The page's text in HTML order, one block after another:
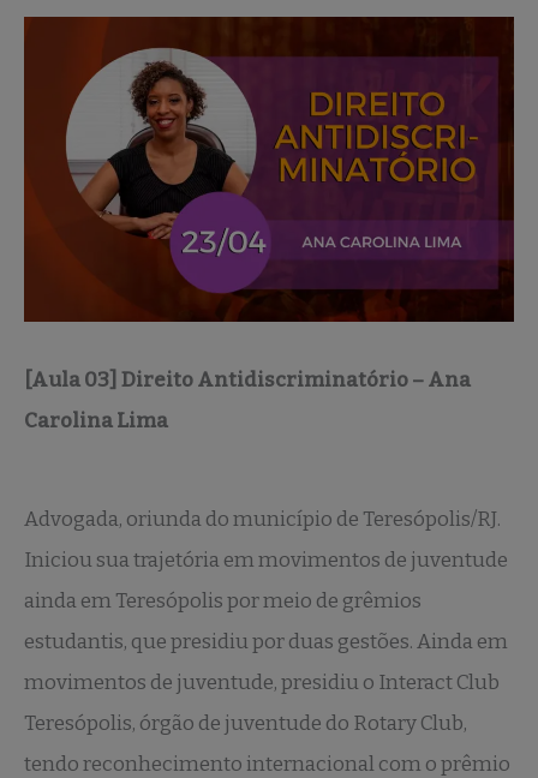
[Aula 03] Direito Antidiscriminatório – Ana
Carolina Lima
Advogada, oriunda do município de Teresópolis/RJ.
Iniciou sua trajetória em movimentos de juventude
ainda em Teresópolis por meio de grêmios
estudantis, que presidiu por duas gestões. Ainda em
movimentos de juventude, presidiu o Interact Club
Teresópolis, órgão de juventude do Rotary Club,
tendo reconhecimento internacional com o prêmio